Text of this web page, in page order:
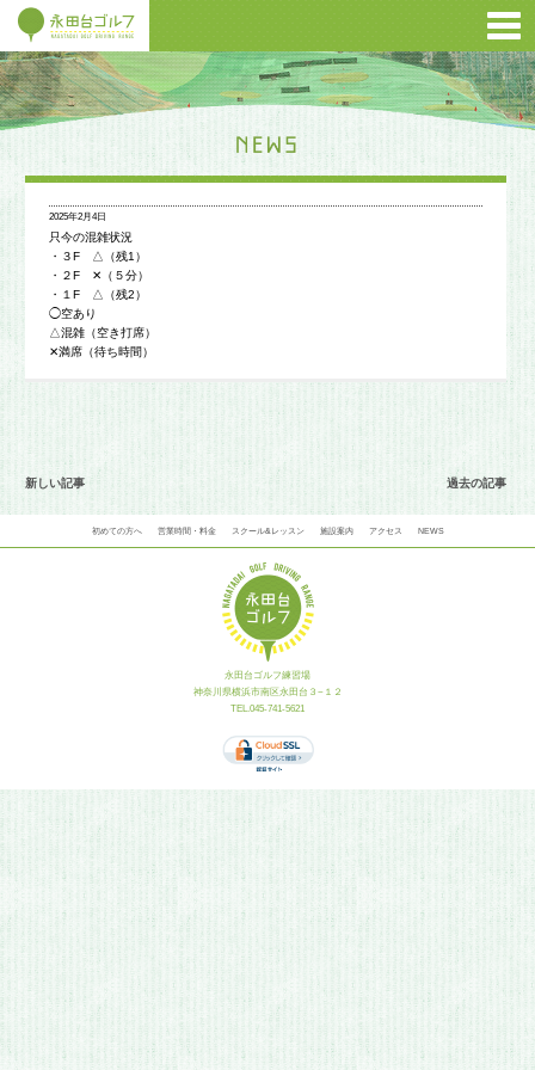
2025年2月4日
只今の混雑状況
・３F △（残1）
・２F ✕（５分）
・１F △（残2）
◯空あり
△混雑（空き打席）
✕満席（待ち時間）
新しい記事 過去の記事
初めての方へ 営業時間・料金 スクール&レッスン 施設案内 アクセス NEWS
永田台ゴルフ練習場
神奈川県横浜市南区永田台３−１２
TEL.045-741-5621